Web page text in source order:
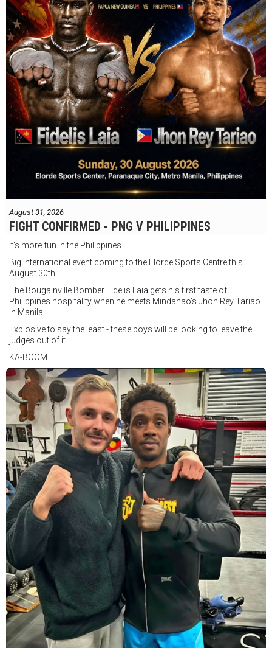
August 31, 2026
FIGHT CONFIRMED - PNG V PHILIPPINES
It's more fun in the Philippines !
Big international event coming to the Elorde Sports Centre this
August 30th.
The Bougainville Bomber Fidelis Laia gets his first taste of
Philippines hospitality when he meets Mindanao's Jhon Rey Tariao
in Manila.
Explosive to say the least - these boys will be looking to leave the
judges out of it.
KA-BOOM !!